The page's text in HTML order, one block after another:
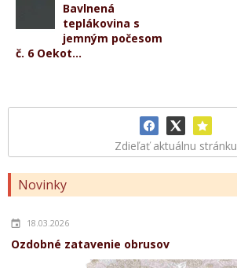
Bavlnená
teplákovina s
jemným počesom
č. 6 Oekot...
Zdieľať aktuálnu stránku
Novinky
18.03.2026
Ozdobné zatavenie obrusov